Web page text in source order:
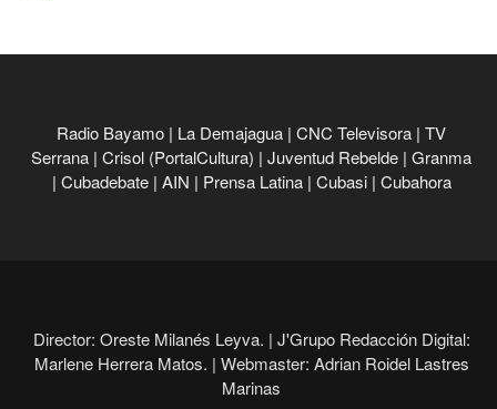
Radio Bayamo | La Demajagua | CNC Televisora | TV
Serrana | Crisol (PortalCultura) | Juventud Rebelde | Granma
| Cubadebate | AIN | Prensa Latina | Cubasi | Cubahora
Director: Oreste Milanés Leyva. | J'Grupo Redacción Digital:
Marlene Herrera Matos. | Webmaster: Adrian Roidel Lastres
Marinas